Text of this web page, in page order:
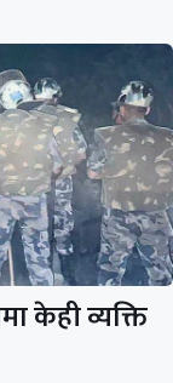
केही व्यक्ति